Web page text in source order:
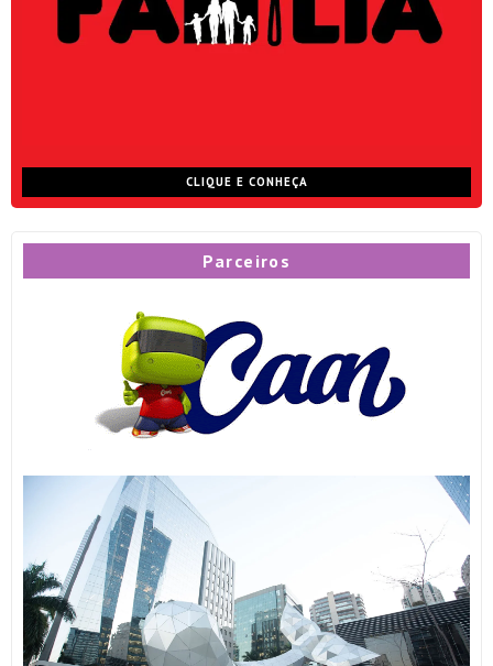
CLIQUE E CONHEÇA
Parceiros